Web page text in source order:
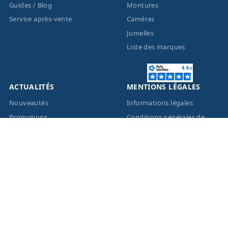
Guides / Blog
Service après-vente
Montures
Caméras
Jumelles
Liste des marques
ACTUALITÉS
Nouveautés
Promotions
MENTIONS LÉGALES
Informations légales
Conditions générales de